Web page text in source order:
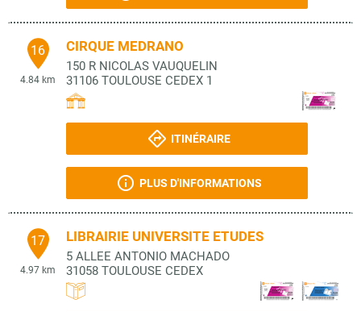
16
4.84 km
CIRQUE MEDRANO
150 R NICOLAS VAUQUELIN
31106 TOULOUSE CEDEX 1
ITINÉRAIRE
PLUS D'INFORMATIONS
17
4.97 km
LIBRAIRIE UNIVERSITE ETUDES
5 ALLEE ANTONIO MACHADO
31058 TOULOUSE CEDEX